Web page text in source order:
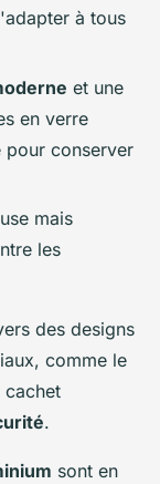
à tous
et une
en verre
pour conserver
mais
les
des designs
comme le
cachet
.
sont en